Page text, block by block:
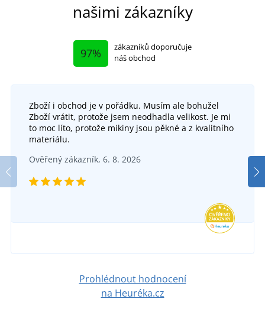
našimi zákazníky
97%
zákazníků doporučuje
náš obchod
Zboží i obchod je v pořádku. Musím ale bohužel
Zboží vrátit, protože jsem neodhadla velikost. Je mi
to moc líto, protože mikiny jsou pěkné a z kvalitního
materiálu.
Ověřený zákazník, 6. 8. 2026
Prohlédnout hodnocení
na Heuréka.cz